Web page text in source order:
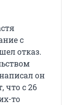
с
отказ.
он
что с 26
то